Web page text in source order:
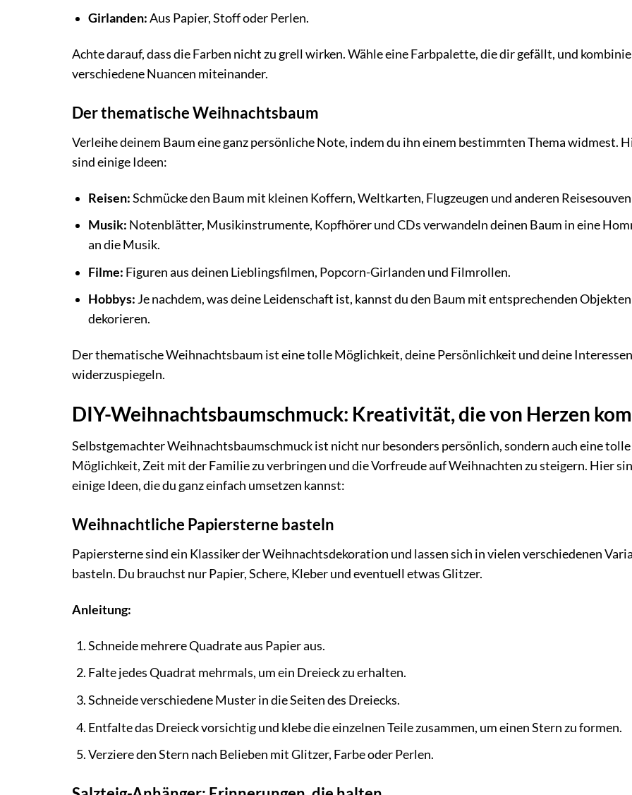
Girlanden:Aus Papier, Stoff oder Perlen.
Achte darauf, dass die Farben nicht zu grell wirken. Wähle eine Farbpalette, die dir gefällt, und
verschiedene Nuancen miteinander.
Der thematische Weihnachtsbaum
Verleihe deinem Baum eine ganz persönliche Note, indem du ihn einem bestimmten Thema widmest.
sind einige Ideen:
Reisen:Schmücke den Baum mit kleinen Koffern, Weltkarten, Flugzeugen und anderen
Musik: Notenblätter, Musikinstrumente, Kopfhörer und CDs verwandeln deinen Baum in eine
an die Musik.
Filme: Figuren aus deinen Lieblingsfilmen, Popcorn-Girlanden und Filmrollen.
Hobbys:Je nachdem, was deine Leidenschaft ist, kannst du den Baum mit entsprechenden Objekten
dekorieren.
Der thematische Weihnachtsbaum ist eine tolle Möglichkeit, deine Persönlichkeit und deine Interessen
widerzuspiegeln.
DIY-Weihnachtsbaumschmuck: Kreativität, die von Herzen
Selbstgemachter Weihnachtsbaumschmuck ist nicht nur besonders persönlich, sondern auch eine tolle
Möglichkeit, Zeit mit der Familie zu verbringen und die Vorfreude auf Weihnachten zu steigern. Hier
einige Ideen, die du ganz einfach umsetzen kannst:
Weihnachtliche Papiersterne basteln
Papiersterne sind ein Klassiker der Weihnachtsdekoration und lassen sich in vielen verschiedenen
basteln. Du brauchst nur Papier, Schere, Kleber und eventuell etwas Glitzer.
Anleitung:
Schneide mehrere Quadrate aus Papier aus.
Falte jedes Quadrat mehrmals, um ein Dreieck zu erhalten.
Schneide verschiedene Muster in die Seiten des Dreiecks.
Entfalte das Dreieck vorsichtig und klebe die einzelnen Teile zusammen, um einen Stern zu formen.
Verziere den Stern nach Belieben mit Glitzer, Farbe oder Perlen.